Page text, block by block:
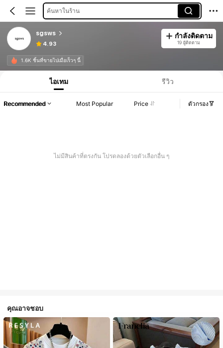
ค้นหาในร้าน
sgsws
4.93
กำลังติดตาม
19 ผู้ติดตาม
1.6K ชิ้นที่ขายไปเมื่อเร็วๆ นี้
ไอเทม รีวิว
Recommended Most Popular Price ตัวกรอง
ไม่มีสินค้าที่ตรงกัน โปรดลองด้วยตัวเลือกอื่น ๆ
คุณอาจชอบ